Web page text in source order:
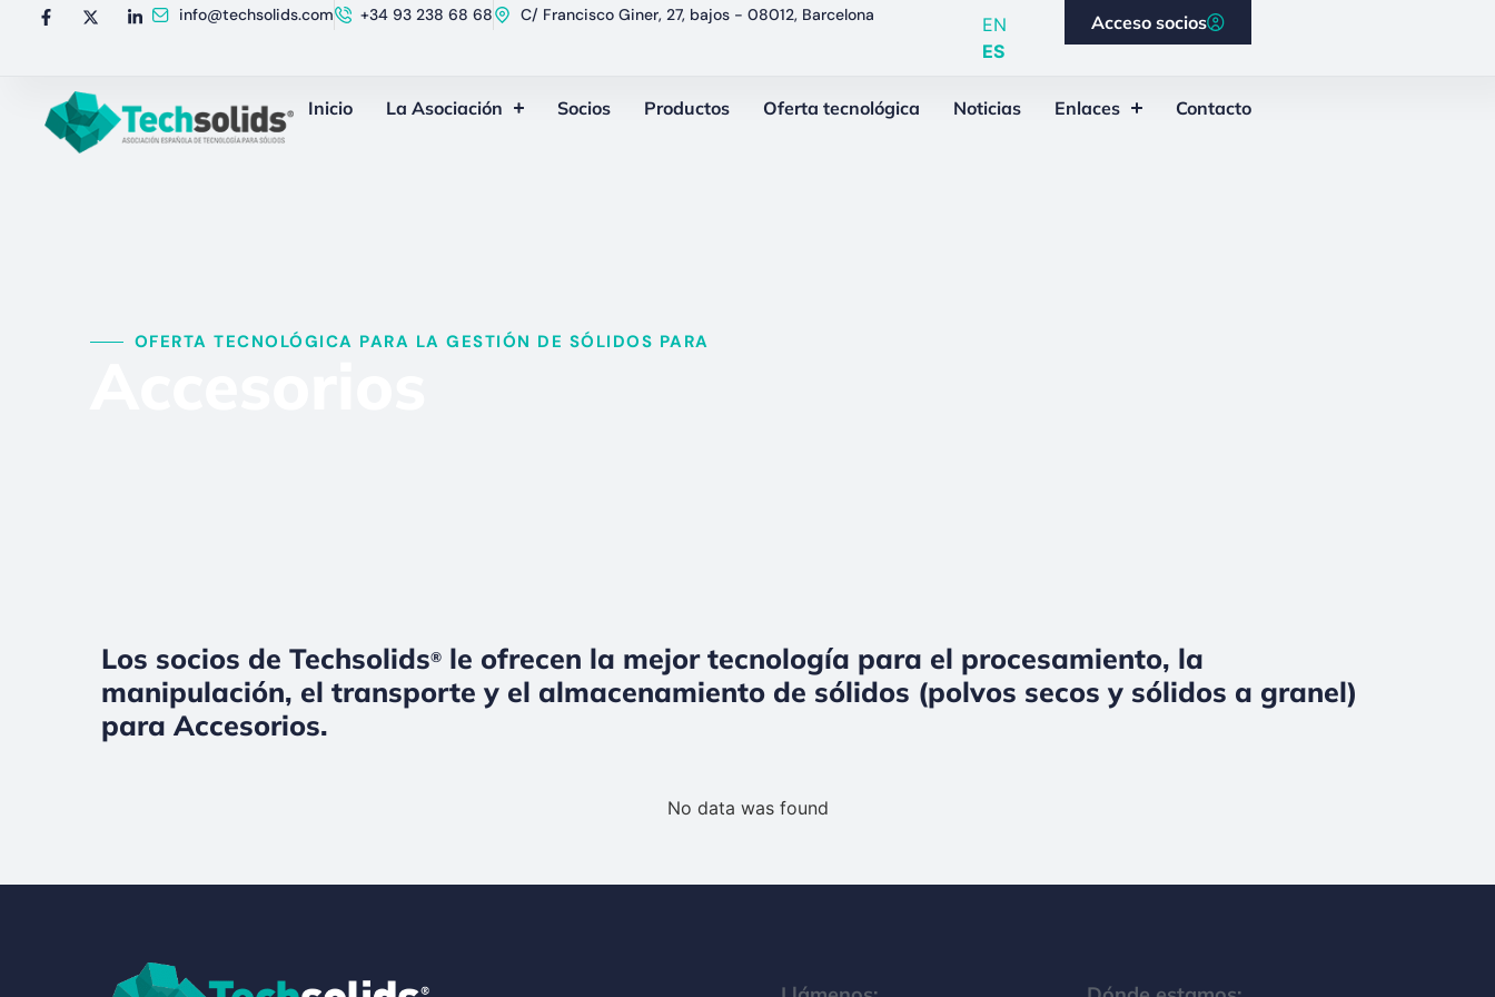
info@techsolids.com +34 93 238 68 68 C/ Francisco Giner, 27, bajos - 08012, Barcelona
EN
ES
Acceso socios
Inicio La Asociación Socios Productos Oferta tecnológica Noticias Enlaces Contacto
OFERTA TECNOLÓGICA PARA LA GESTIÓN DE SÓLIDOS PARA​
Los socios de Techsolids®le ofrecen la mejor tecnología para el procesamiento, la
manipulación, el transporte y el almacenamiento de sólidos (polvos secos y sólidos a granel)
para Accesorios.
No data was found